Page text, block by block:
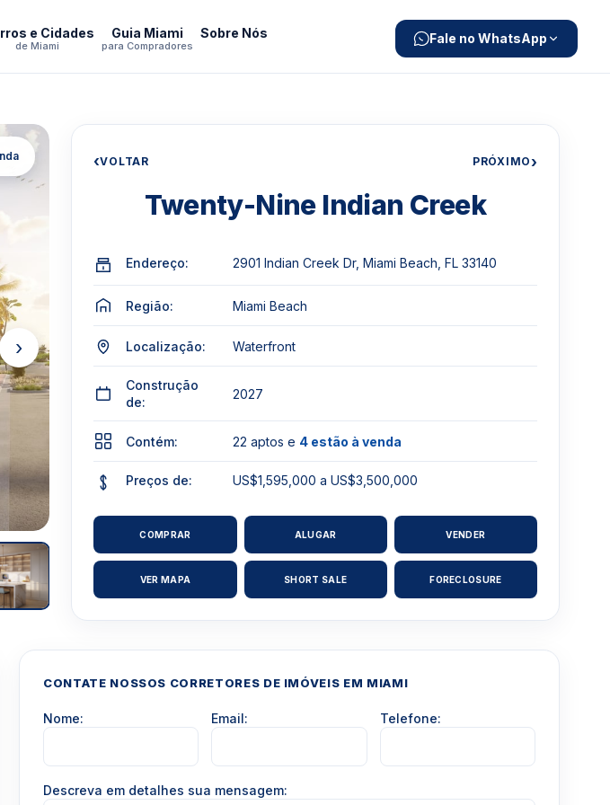
e Cidades
de Miami
Guia Miami
para Compradores
Sobre Nós Fale no WhatsApp
›
‹VOLTAR PRÓXIMO›
Twenty-Nine Indian Creek
Endereço: 2901 Indian Creek Dr, Miami Beach, FL 33140
Região: Miami Beach
Localização: Waterfront
Construção
de:
2027
Contém: 22 aptos e 4 estão à venda
Preços de: US$1,595,000 a US$3,500,000
COMPRAR ALUGAR VENDER
VER MAPA SHORT SALE FORECLOSURE
CONTATE NOSSOS CORRETORES DE IMÓVEIS EM MIAMI
Nome: Email: Telefone:
Descreva em detalhes sua mensagem: